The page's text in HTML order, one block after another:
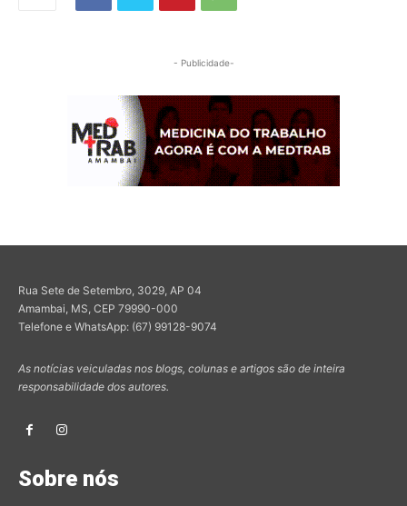
- Publicidade-
Rua Sete de Setembro, 3029, AP 04
Amambai, MS, CEP 79990-000
Telefone e WhatsApp: (67) 99128-9074
As notícias veiculadas nos blogs, colunas e artigos são de inteira
responsabilidade dos autores.
Sobre nós